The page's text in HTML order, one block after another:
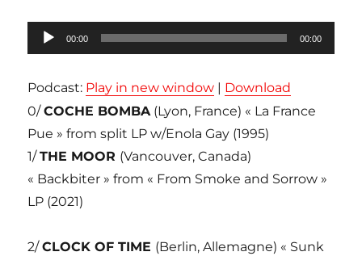
Lecteur
audio
00:00 00:00
Podcast: Play in new window | Download
0/COCHE BOMBA(Lyon, France) « La France
Pue » from split LP w/Enola Gay (1995)
1/THE MOOR (Vancouver, Canada)
« Backbiter » from « From Smoke and Sorrow »
LP (2021)
2/CLOCK OF TIME (Berlin, Allemagne) « Sunk